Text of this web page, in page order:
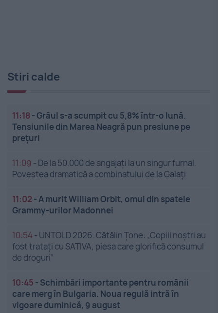
Stiri calde
11:18 -Grâul s-a scumpit cu 5,8% într-o lună.
Tensiunile din Marea Neagră pun presiune pe
prețuri
11:09 - De la 50.000 de angajați la un singur furnal.
Povestea dramatică a combinatului de la Galați
11:02 -A murit William Orbit, omul din spatele
Grammy-urilor Madonnei
10:54 - UNTOLD 2026. Cătălin Țone: „Copiii noștri au
fost tratați cu SATIVA, piesa care glorifică consumul
de droguri”
10:45 - Schimbări importante pentru românii
care merg în Bulgaria. Noua regulă intră în
vigoare duminică, 9 august